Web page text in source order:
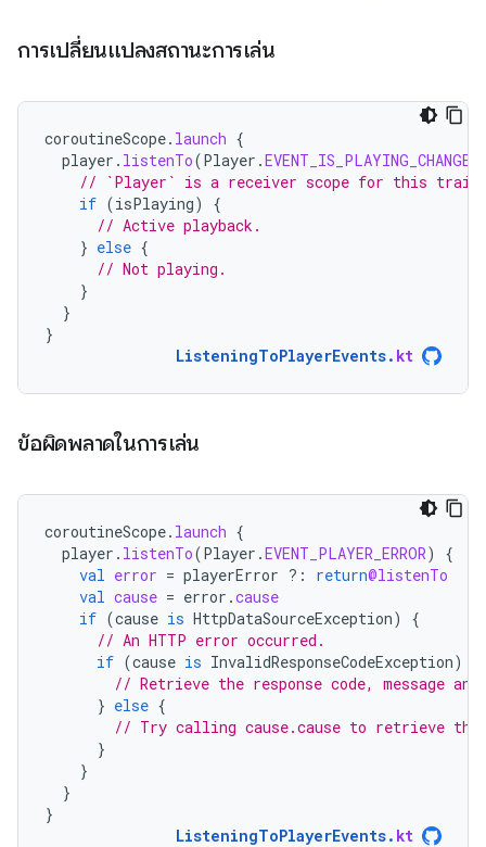
การเปลี่ยนแปลงสถานะการเล่น
coroutineScope. launch {
player . listenTo(Player .EVENT_IS_PLAYING_CHANGED
// `Player` is a receiver scope for this
if (isPlaying)
{
// Active playback.
} else {
// Not playing.
}
}
}
ListeningToPlayerEvents. kt
ข้อผิดพลาดในการเล่น
coroutineScope. launch {
player . listenTo(Player .EVENT_PLAYER_ERROR)
{
val error = playerError ?: return@listenTo
val cause = error .cause
if (cause is HttpDataSourceException)
{
// An HTTP error occurred.
if (cause is InvalidResponseCodeException)
// Retrieve the response code, message and
} else {
// Try calling cause.cause to retrieve the
}
}
}
}
ListeningToPlayerEvents. kt